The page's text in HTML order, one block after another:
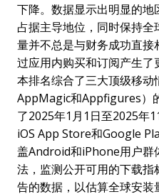
下降。数据显示出明显的
占据主导地位，同时保持
量并不总是与财务成功直
过应用内购买和订阅产生了
本排名综合了三大顶级移动
AppMagic和Appfigures）
了2025年1月1日至2025年
iOS App Store和Google
盖Android和iPhone用户群
法，监测公开可用的下载
告的数据，以估算全球安装